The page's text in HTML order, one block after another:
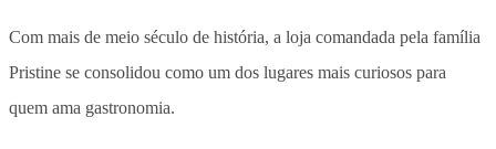
Com mais de meio século de história, a loja comandada pela família
Pristine se consolidou como um dos lugares mais curiosos para
quem ama gastronomia.